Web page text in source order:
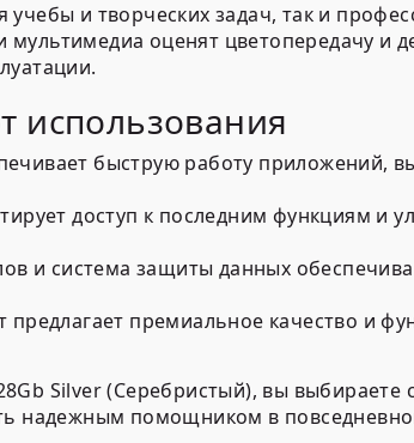
и творческих задач, так и
оценят цветопередачу и
использования
быструю работу приложений,
доступ к последним функциям и
и система защиты данных
предлагает премиальное качество и
Silver (Серебристый), вы
надежным помощником в